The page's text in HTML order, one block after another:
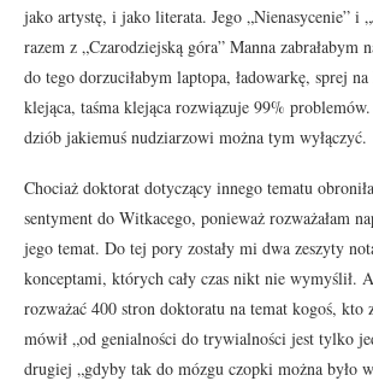
jako artystę, i jako literata. Jego „Nienasycenie” i
razem z „Czarodziejską góra” Manna zabrałabym
do tego dorzuciłabym laptopa, ładowarkę, sprej
klejąca, taśma klejąca rozwiązuje 99%
dziób jakiemuś nudziarzowi można tym wyłączyć.
Chociaż doktorat dotyczący innego tematu
sentyment do Witkacego, ponieważ rozważałam
jego temat. Do tej pory zostały mi dwa zeszyty
konceptami, których cały czas nikt nie wymyślił.
rozważać 400 stron doktoratu na temat kogoś, kto
mówił „od genialności do trywialności jest tylko
drugiej „gdyby tak do mózgu czopki można było